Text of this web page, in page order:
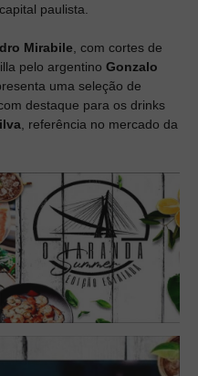
paulista.
Mirabile , com cortes de
pelo argentino Gonzalo
uma seleção de
destaque para os drinks
, referência no mercado da